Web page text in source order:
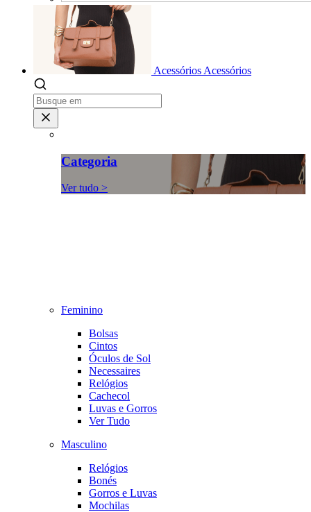
Acessórios Acessórios
Categoria
Ver tudo >
Feminino
Bolsas
Cintos
Óculos de Sol
Necessaires
Relógios
Cachecol
Luvas e Gorros
Ver Tudo
Masculino
Relógios
Bonés
Gorros e Luvas
Mochilas